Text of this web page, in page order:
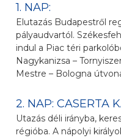
1. NAP:
Elutazás Budapestről
pályaudvartól.
indul a Piac téri
Nagykanizsa –
Mestre – Bologna
2. NAP: CASERTA
Utazás déli irányba,
régióba. A nápolyi